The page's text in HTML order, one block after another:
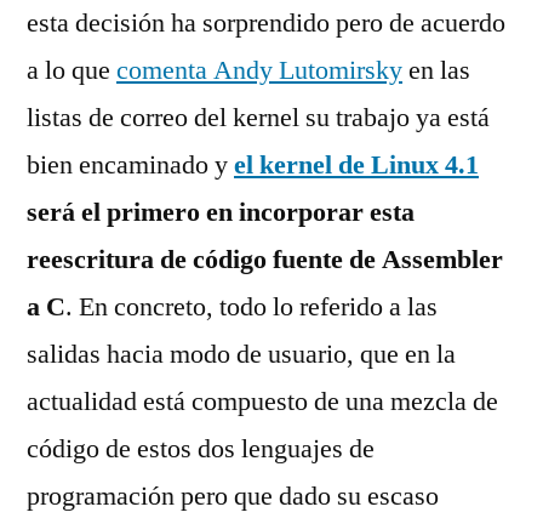
esta decisión ha sorprendido pero de acuerdo
a lo que comenta Andy Lutomirskyen las
listas de correo del kernel su trabajo ya está
bien encaminado yel kernel de Linux 4.1
será el primero en incorporar esta
reescritura de código fuente de Assembler
a C. En concreto, todo lo referido a las
salidas hacia modo de usuario, que en la
actualidad está compuesto de una mezcla de
código de estos dos lenguajes de
programación pero que dado su escaso